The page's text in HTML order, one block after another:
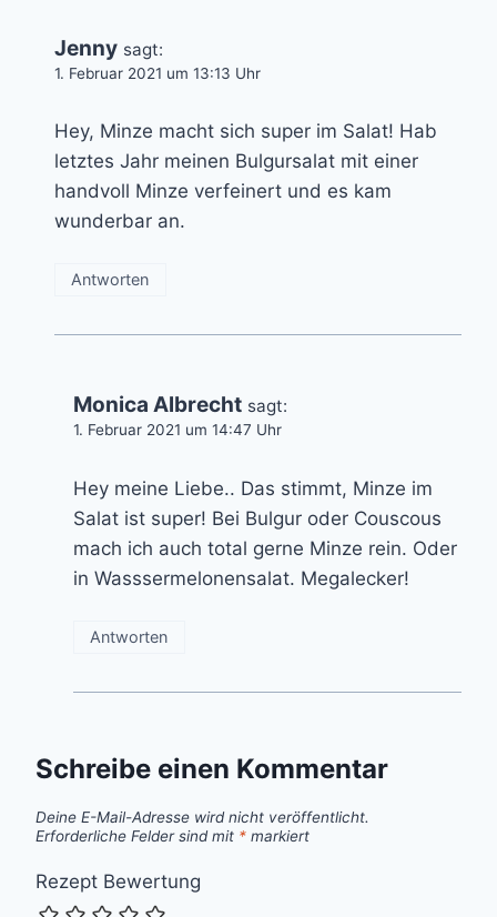
Jenny sagt:
1. Februar 2021 um 13:13 Uhr
Hey, Minze macht sich super im Salat! Hab
letztes Jahr meinen Bulgursalat mit einer
handvoll Minze verfeinert und es kam
wunderbar an.
Antworten
Monica Albrecht sagt:
1. Februar 2021 um 14:47 Uhr
Hey meine Liebe.. Das stimmt, Minze im
Salat ist super! Bei Bulgur oder Couscous
mach ich auch total gerne Minze rein. Oder
in Wasssermelonensalat. Megalecker!
Antworten
Schreibe einen Kommentar
Deine E-Mail-Adresse wird nicht veröffentlicht.
Erforderliche Felder sind mit * markiert
Rezept Bewertung